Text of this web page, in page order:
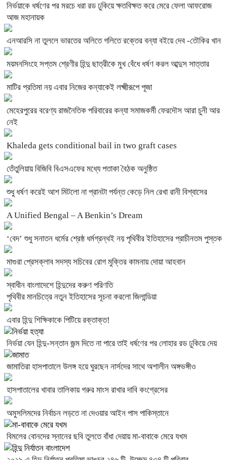
নির্ভয়াকে ধর্ষণের পর মরচে ধরা রড ঢুকিয়ে ক্ষতবিক্ষত করে মেরে ফেলা আফরোজ
আজ মহানায়ক
এনআরসি না তুললে ভারতের অলিতে গলিতে রক্তের বন্যা বইয়ে দেব -তৌকির খান
ময়মনসিংহে সপ্তম শ্রেণীর হিন্দু ছাত্রীকে মুখ বেঁধে ধর্ষণ করল আব্দুস সাত্তার
মাটির প্রতিমা নয় এবার নিজের কন্যাকেই লক্ষ্মীরূপে পূজা
মেহেরপুরের বরেণ্য রাজনৈতিক পরিবারের কন্যা সমাজকর্মী ফেরদৌস আরা চুনী আর
নেই
Khaleda gets conditional bail in two graft cases
তেঁতুলিয়ায় বিজিবি বিএসএফের মধ্যে পতাকা বৈঠক অনুষ্ঠিত
শুধু ধর্ষণ করেই আশ মিটলো না প্রানটা পর্যন্ত কেড়ে নিল রেখা রানী বিশ্বাসের
A Unified Bengal – A Benkin’s Dream
‘বেদ’ শুধু সনাতন ধর্মের শ্রেষ্ঠ ধর্মগ্রন্থই নয় পৃথিবীর ইতিহাসের প্রাচীনতম পুস্তক
মাগুরা প্রেসক্লাব সদস্য সচিবের রোগ মুক্তির কামনায় দোয়া আহবান
স্বাধীন বাংলাদেশে হিন্দুদের করুণ পরিণতি
পৃথিবীর মানচিত্রে নতুন ইতিহাসের সূচনা করলো জিলান্ডিয়া
এবার হিন্দু শিক্ষিকাকে পিটিয়ে রক্তাক্ত!
নির্ভয়া যেন হিন্দু-সন্তান জন্ম দিতে না পারে তাই ধর্ষণের পর লোহার রড ঢুকিয়ে দেয়
জামাতিরা হাসপাতালে উলঙ্গ হয়ে ঘুরছেন নার্সদের সাথে অশালীন অঙ্গভঙ্গীও
হাসপাতালের খাবার তালিকায় গরুর মাংস রাখার দাবি কংগ্রেসের
অমুসলিমদের নির্বাচন লড়তে না দেওয়ার আইন পাস পাকিস্তানে
বিমলের বোনদের স্নানের ছবি তুলতে বাঁধা দেয়ায় মা-বাবাকে মেরে যখম